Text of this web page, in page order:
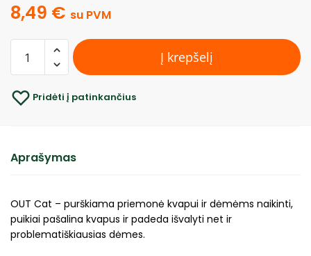
8,49 € su PVM
Į krepšelį
Pridėti į patinkančius
Aprašymas
OUT Cat – purškiama priemonė kvapui ir dėmėms naikinti,
puikiai pašalina kvapus ir padeda išvalyti net ir
problematiškiausias dėmes.